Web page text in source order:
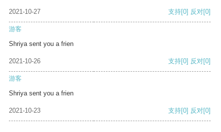
2021-10-27 支持[0] 反对[0]
游客
Shriya sent you a frien
2021-10-26 支持[0] 反对[0]
游客
Shriya sent you a frien
2021-10-23 支持[0] 反对[0]